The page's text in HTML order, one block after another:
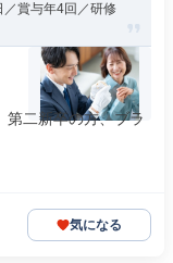
賞与年4回／研修
第二新卒の方、ブラ
気になる